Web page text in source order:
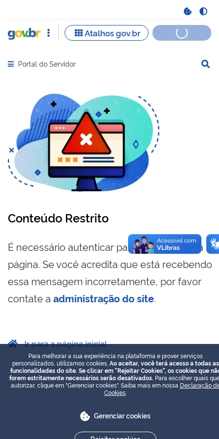
Abrir menu principal de navegação
Portal do Servidor
Conteúdo Restrito
É necessário autenticar para visualizar essa
página. Se você acredita que está recebendo
essa mensagem incorretamente, por favor
contate a administração do site.
Ir para a página inicial
Para melhorar a sua experiência na plataforma e prover serviços
personalizados, utilizamos cookies. Ao aceitar, você terá acesso a todas as
funcionalidades do site. Se clicar em "Rejeitar Cookies", os cookies que
forem estritamente necessários serão desativados. Para escolher quais
autorizar, clique em "Gerenciar cookies". Saiba mais em nossa Declaração
Cookies
Gerenciar cookies